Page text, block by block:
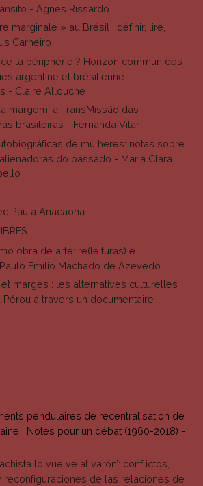
- Agnes Rissardo
marginale » au Brésil : définir, lire,
Carneiro
la périphérie ? Horizon commun des
argentine et brésilienne
- Claire Allouche
margem: a TransMissão das
brasileiras - Fernanda Vilar
de mulheres: notas sobre
do passado - Maria Clara
Paula Anacaona
obra de arte: re(leituras) e
Emílio Machado de Azevedo
marges : les alternatives culturelles
à travers un documentaire -
pendulaires de recentralisation de
: Notes pour un débat (1960-2018) -
lo vuelve al varón’: conflictos,
reconfiguraciones de las relaciones de